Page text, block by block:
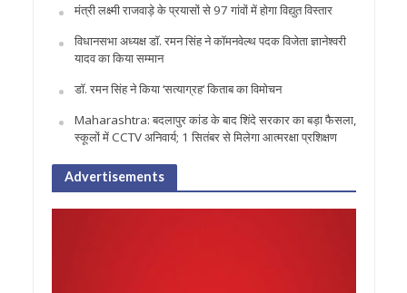
मंत्री लक्ष्मी राजवाड़े के प्रयासों से 97 गांवों में होगा विद्युत विस्तार
विधानसभा अध्यक्ष डॉ. रमन सिंह ने कॉमनवेल्थ पदक विजेता ज्ञानेश्वरी
यादव का किया सम्मान
डॉ. रमन सिंह ने किया ‘सत्याग्रह‘ किताब का विमोचन
Maharashtra: बदलापुर कांड के बाद शिंदे सरकार का बड़ा फैसला,
स्कूलों में CCTV अनिवार्य; 1 सितंबर से मिलेगा आत्मरक्षा प्रशिक्षण
Advertisements